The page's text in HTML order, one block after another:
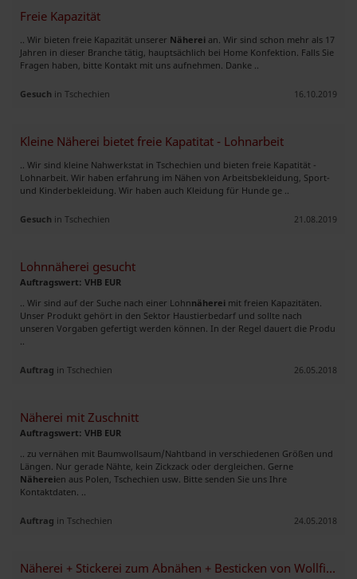
Freie Kapazität
.. Wir bieten freie Kapazität unserer Näherei an. Wir sind schon mehr als 17
Jahren in dieser Branche tätig, hauptsächlich bei Home Konfektion. Falls Sie
Fragen haben, bitte Kontakt mit uns aufnehmen. Danke ..
Gesuch in Tschechien 16.10.2019
Kleine Näherei bietet freie Kapatitat - Lohnarbeit
.. Wir sind kleine Nahwerkstat in Tschechien und bieten freie Kapatität -
Lohnarbeit. Wir haben erfahrung im Nähen von Arbeitsbekleidung, Sport-
und Kinderbekleidung. Wir haben auch Kleidung für Hunde ge ..
Gesuch in Tschechien 21.08.2019
Lohnnäherei gesucht
Auftragswert: VHB EUR
.. Wir sind auf der Suche nach einer Lohnnäherei mit freien Kapazitäten.
Unser Produkt gehört in den Sektor Haustierbedarf und sollte nach
unseren Vorgaben gefertigt werden können. In der Regel dauert die Produ
Auftrag in Tschechien 26.05.2018
Näherei mit Zuschnitt
Auftragswert: VHB EUR
.. zu vernähen mit Baumwollsaum/Nahtband in verschiedenen Größen und
Längen. Nur gerade Nähte, kein Zickzack oder dergleichen. Gerne
Nähereien aus Polen, Tschechien usw. Bitte senden Sie uns Ihre
Kontaktdaten. ..
Auftrag in Tschechien 24.05.2018
Näherei + Stickerei zum Abnähen + Besticken von Wollfilz gesucht